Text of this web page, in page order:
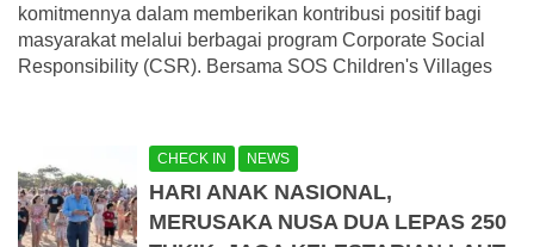
komitmennya dalam memberikan kontribusi positif bagi
masyarakat melalui berbagai program Corporate Social
Responsibility (CSR). Bersama SOS Children's Villages
CHECK IN NEWS
HARI ANAK NASIONAL,
MERUSAKA NUSA DUA LEPAS 250